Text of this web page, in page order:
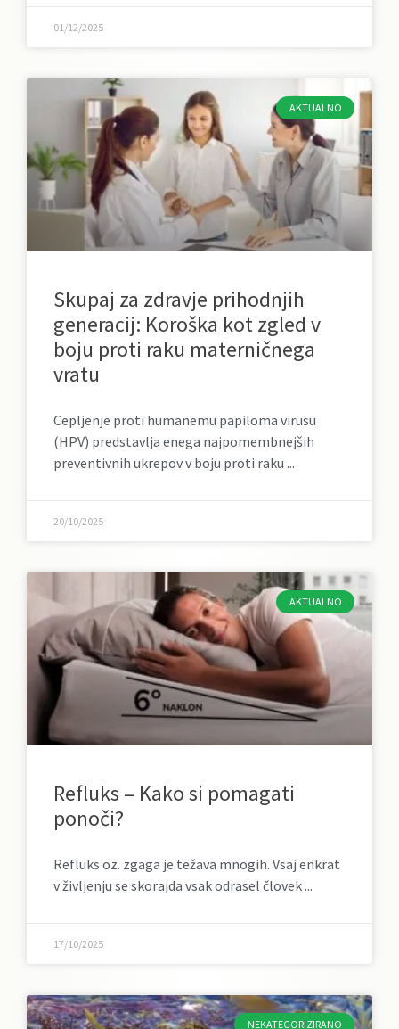
01/12/2025
AKTUALNO
Skupaj za zdravje prihodnjih
generacij: Koroška kot zgled v
boju proti raku materničnega
vratu
Cepljenje proti humanemu papiloma virusu
(HPV) predstavlja enega najpomembnejših
preventivnih ukrepov v boju proti raku
20/10/2025
AKTUALNO
Refluks – Kako si pomagati
ponoči?
Refluks oz. zgaga je težava mnogih. Vsaj enkrat
v življenju se skorajda vsak odrasel človek
17/10/2025
NEKATEGORIZIRANO